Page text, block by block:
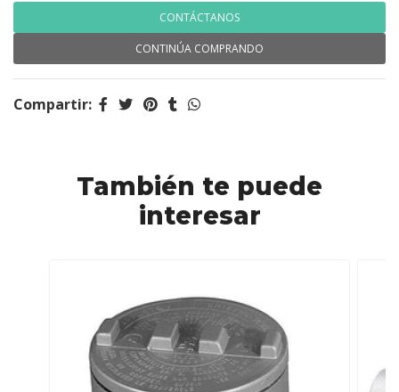
CONTÁCTANOS
CONTINÚA COMPRANDO
Compartir:
También te puede
interesar